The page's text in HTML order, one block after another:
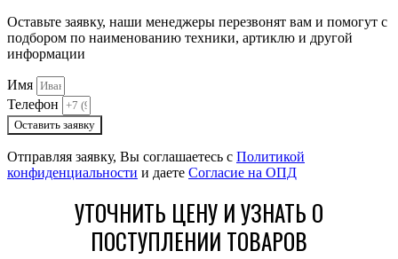
Оставьте заявку, наши менеджеры перезвонят вам и помогут с
подбором по наименованию техники, артиклю и другой
информации
Имя
Телефон
Оставить заявку
Отправляя заявку, Вы соглашаетесь с Политикой
конфиденциальности и даете Согласие на ОПД
УТОЧНИТЬ ЦЕНУ И УЗНАТЬ О
ПОСТУПЛЕНИИ ТОВАРОВ